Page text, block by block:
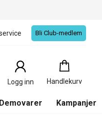
Bli Club-medlem
Logg inn Handlekurv
Handlekurv
0
Produkter
Demovarer Kampanjer